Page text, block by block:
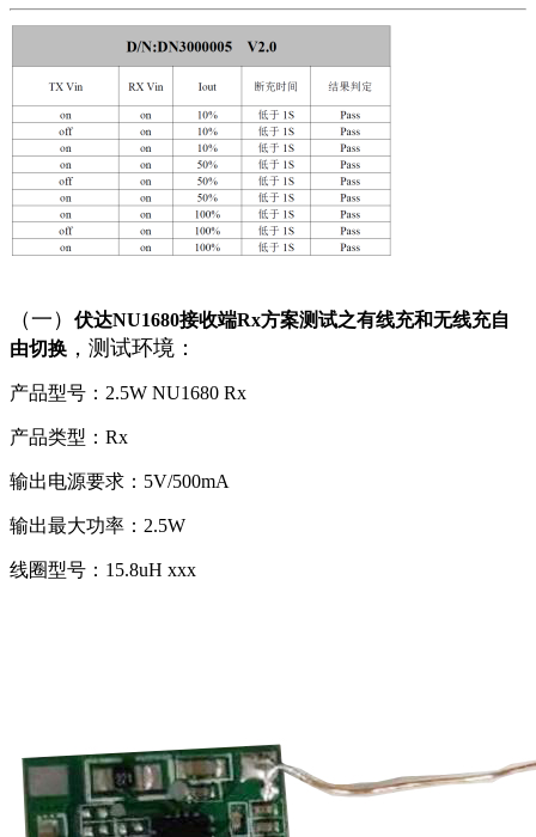
（一） 伏达NU1680接收端Rx方案测试之有线充和无线充自
由切换 ，测试环境：
产品型号：2.5W NU1680 Rx
产品类型：Rx
输出电源要求：5V/500mA
输出最大功率：2.5W
线圈型号：15.8uH xxx